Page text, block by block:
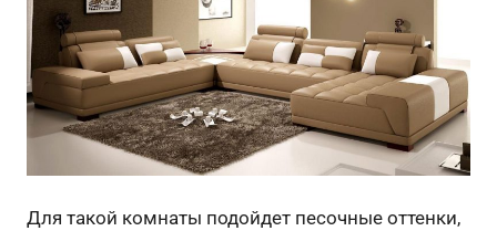
Для такой комнаты подойдет песочные оттенки,